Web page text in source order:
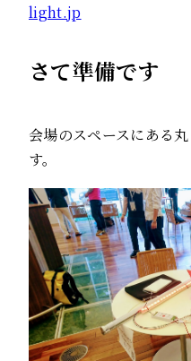
light.jp
さて準備です
会場のスペースにある
す。